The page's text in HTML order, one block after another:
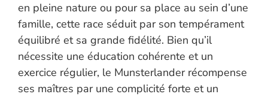
en pleine nature ou pour sa place au sein d’une
famille, cette race séduit par son tempérament
équilibré et sa grande fidélité. Bien qu’il
nécessite une éducation cohérente et un
exercice régulier, le Munsterlander récompense
ses maîtres par une complicité forte et un